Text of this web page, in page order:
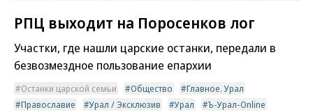
РПЦ выходит на Поросенков лог
Участки, где нашли царские останки, передали в
безвозмездное пользование епархии
Останки царской семьи Общество
Главное. Урал
Православие
Урал / Эксклюзив Урал Ъ-Урал-Online